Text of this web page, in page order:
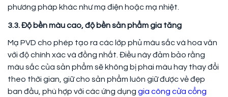
phương pháp khác như mạ điện hoặc mạ nhiệt.
3.3. Độ bền màu cao, độ bền sản phẩm gia tăng
Mạ PVD cho phép tạo ra các lớp phủ màu sắc và hoa văn
với độ chính xác và đồng nhất. Điều này đảm bảo rằng
màu sắc của sản phẩm sẽ không bị phai màu hay thay đổi
theo thời gian, giữ cho sản phẩm luôn giữ được vẻ đẹp
ban đầu, phù hợp với các ứng dụng gia công cửa cổng